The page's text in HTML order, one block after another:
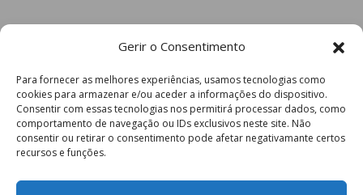
Gerir o Consentimento
Para fornecer as melhores experiências, usamos tecnologias como
cookies para armazenar e/ou aceder a informações do dispositivo.
Consentir com essas tecnologias nos permitirá processar dados, como
comportamento de navegação ou IDs exclusivos neste site. Não
consentir ou retirar o consentimento pode afetar negativamante certos
recursos e funções.